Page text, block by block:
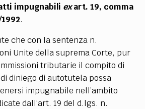
impugnabili exart. 19, comma
.
che con la sentenza n.
Unite della suprema Corte, pur
tributarie il compito di
diniego di autotutela possa
impugnabile nell’ambito
dall’art. 19 del d.lgs. n.